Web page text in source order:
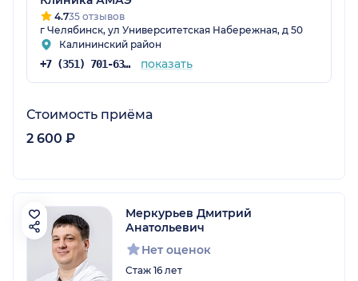
4.735 отзывов
г Челябинск, ул Университетская Набережная, д 50
Калининский район
+7 (351) 701-63-08 показать
Стоимость приёма
2 600 ₽
Меркурьев Дмитрий
Анатольевич
Нет оценок
Стаж 16 лет